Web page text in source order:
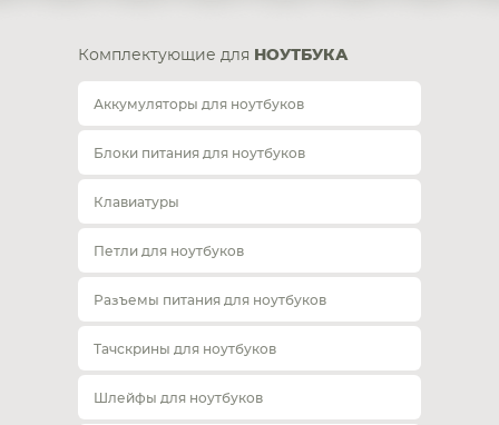
Комплектующие для НОУТБУКА
Аккумуляторы для ноутбуков
Блоки питания для ноутбуков
Клавиатуры
Петли для ноутбуков
Разъемы питания для ноутбуков
Тачскрины для ноутбуков
Шлейфы для ноутбуков